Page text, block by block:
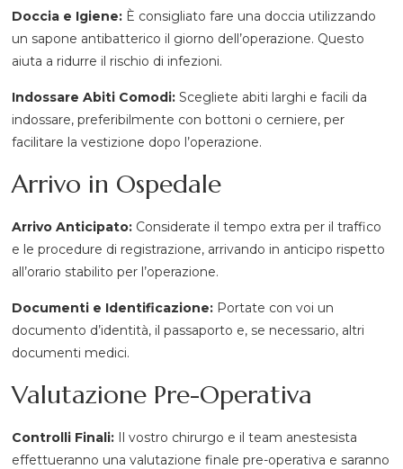
Doccia e Igiene: È consigliato fare una doccia utilizzando
un sapone antibatterico il giorno dell’operazione. Questo
aiuta a ridurre il rischio di infezioni.
Indossare Abiti Comodi: Scegliete abiti larghi e facili da
indossare, preferibilmente con bottoni o cerniere, per
facilitare la vestizione dopo l’operazione.
Arrivo in Ospedale
Arrivo Anticipato: Considerate il tempo extra per il traffico
e le procedure di registrazione, arrivando in anticipo rispetto
all’orario stabilito per l’operazione.
Documenti e Identificazione: Portate con voi un
documento d’identità, il passaporto e, se necessario, altri
documenti medici.
Valutazione Pre-Operativa
Controlli Finali: Il vostro chirurgo e il team anestesista
effettueranno una valutazione finale pre-operativa e saranno